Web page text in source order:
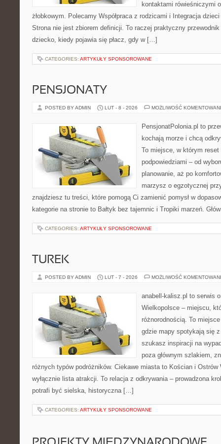
kontaktami rówieśniczymi
żłobkowym. Polecamy Współpraca z rodzicami i Integracja
Strona nie jest zbiorem definicji. To raczej praktyczny
dziecko, kiedy pojawia się płacz, gdy w […]
CATEGORIES: ARTYKUŁY SPONSOROWANE
PENSJONATY
POSTED BY ADMIN LUT - 8 - 2026 MOŻLIWOŚĆ
PensjonatPolonia.pl to
kochają morze i chcą
To miejsce, w którym
podpowiedziami – od
planowanie, aż po
marzysz o egzotycznej
znajdziesz tu treści, które pomogą Ci zamienić pomysł w
kategorie na stronie to Bałtyk bez tajemnic i Tropiki marzeń.
CATEGORIES: ARTYKUŁY SPONSOROWANE
TUREK
POSTED BY ADMIN LUT - 7 - 2026 MOŻLIWOŚĆ
anabell-kalisz.pl to serwis
Wielkopolsce – miejscu,
różnorodnością. To
gdzie mapy spotykają się
szukasz inspiracji na
poza głównym szlakiem,
różnych typów podróżników. Ciekawe miasta to Kościan i
wyłącznie lista atrakcji. To relacja z odkrywania – prowadzona
potrafi być sielska, historyczna […]
CATEGORIES: ARTYKUŁY SPONSOROWANE